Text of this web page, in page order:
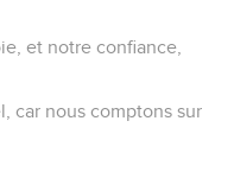
et notre confiance,
car nous comptons sur